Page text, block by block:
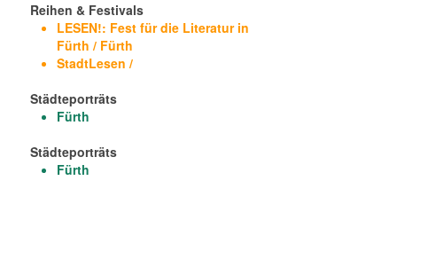
Reihen & Festivals
LESEN!: Fest für die Literatur in
Fürth / Fürth
StadtLesen /
Städteporträts
Fürth
Städteporträts
Fürth